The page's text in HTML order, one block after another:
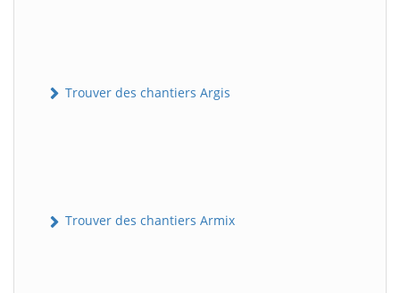
Trouver des chantiers Argis
Trouver des chantiers Armix